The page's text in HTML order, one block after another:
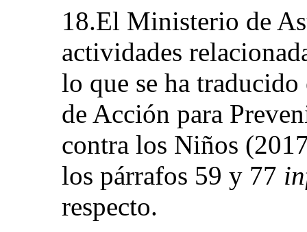
18.El Ministerio de
actividades
lo que se ha
de Acción para
contra los Niños
los párrafos 59 y 77
respecto.